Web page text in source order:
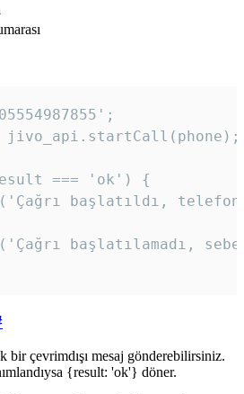
=== 'ok') {
başlatıldı,
başlatılamadı,
çevrimdışı mesaj gönderebilirsiniz.
{result: 'ok'} döner.